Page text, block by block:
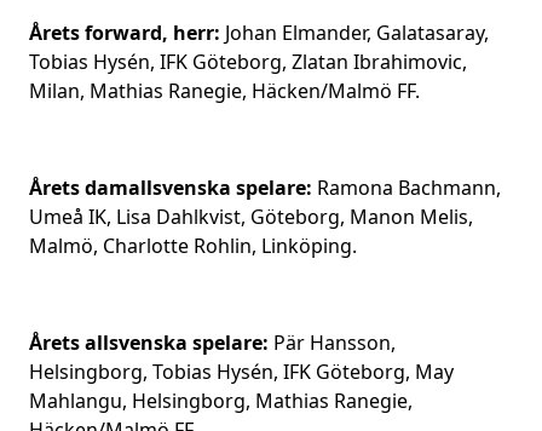
Årets forward, herr: Johan Elmander, Galatasaray,
Tobias Hysén, IFK Göteborg, Zlatan Ibrahimovic,
Milan, Mathias Ranegie, Häcken/Malmö FF.
Årets damallsvenska spelare: Ramona Bachmann,
Umeå IK, Lisa Dahlkvist, Göteborg, Manon Melis,
Malmö, Charlotte Rohlin, Linköping.
Årets allsvenska spelare: Pär Hansson,
Helsingborg, Tobias Hysén, IFK Göteborg, May
Mahlangu, Helsingborg, Mathias Ranegie,